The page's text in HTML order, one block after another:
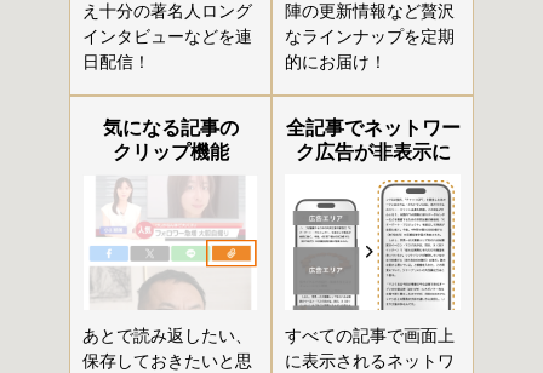
え十分の著名人ロング
インタビューなどを連
日配信！
陣の更新情報など贅沢
なラインナップを定期
的にお届け！
気になる記事の
クリップ機能
あとで読み返したい、
保存しておきたいと思
全記事でネットワー
ク広告が非表示に
すべての記事で画面上
に表示されるネットワ